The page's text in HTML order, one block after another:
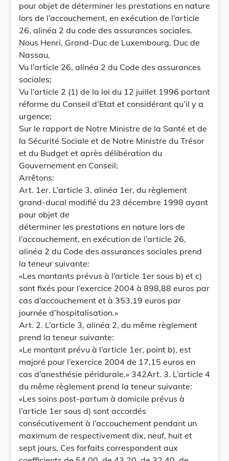
pour objet de déterminer les prestations en nature
lors de l’accouchement, en exécution de l’article
26, alinéa 2 du code des assurances sociales.
Nous Henri, Grand-Duc de Luxembourg, Duc de
Nassau,
Vu l’article 26, alinéa 2 du Code des assurances
sociales;
Vu l’article 2 (1) de la loi du 12 juillet 1996 portant
réforme du Conseil d’Etat et considérant qu’il y a
urgence;
Sur le rapport de Notre Ministre de la Santé et de
la Sécurité Sociale et de Notre Ministre du Trésor
et du Budget et après délibération du
Gouvernement en Conseil;
Arrêtons:
Art. 1er. L’article 3, alinéa 1er, du règlement
grand-ducal modifié du 23 décembre 1998 ayant
pour objet de
déterminer les prestations en nature lors de
l’accouchement, en exécution de l’article 26,
alinéa 2 du Code des assurances sociales prend
la teneur suivante:
«Les montants prévus à l’article 1er sous b) et c)
sont fixés pour l’exercice 2004 à 898,88 euros par
cas d’accouchement et à 353,19 euros par
journée d’hospitalisation.»
Art. 2. L’article 3, alinéa 2, du même règlement
prend la teneur suivante:
«Le montant prévu à l’article 1er, point b), est
majoré pour l’exercice 2004 de 17,15 euros en
cas d’anesthésie péridurale.» 342Art. 3. L’article 4
du même règlement prend la teneur suivante:
«Les soins post-partum à domicile prévus à
l’article 1er sous d) sont accordés
consécutivement à l’accouchement pendant un
maximum de respectivement dix, neuf, huit et
sept jours. Ces forfaits correspondent aux